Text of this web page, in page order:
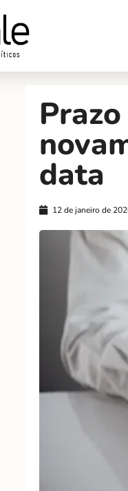
data
12 de janeiro de